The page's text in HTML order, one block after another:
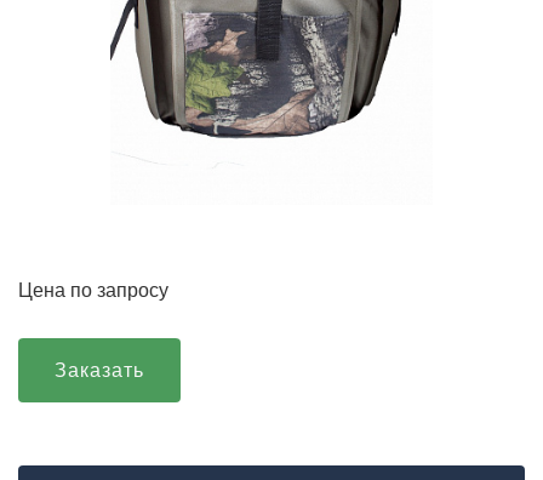
Цена по запросу
Заказать